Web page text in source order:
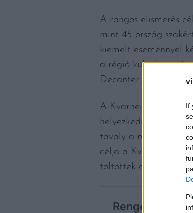
If
A rangos elismerés
mint 45 ország
kiemelt eseménnyel
a régió
Decanter World
A Kvarner-öböl az
helyezkedik el.
tavaly a magyar
célja a Kvarner
töltöttek ott a